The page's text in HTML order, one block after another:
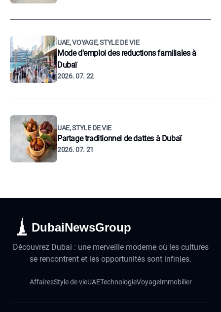
UAE, VOYAGE, STYLE DE VIE
Mode d'emploi des reductions familiales à
Dubaï
2026. 07. 22
UAE, STYLE DE VIE
Partage traditionnel de dattes à Dubaï
2026. 07. 21
DubaiNewsGroup
Découvrez Dubai : une merveille moderne où les cultures
se rencontrent et les opportunités sont infinies.
AffairesStyle de vieUAETechnologieVoyageImmobilier